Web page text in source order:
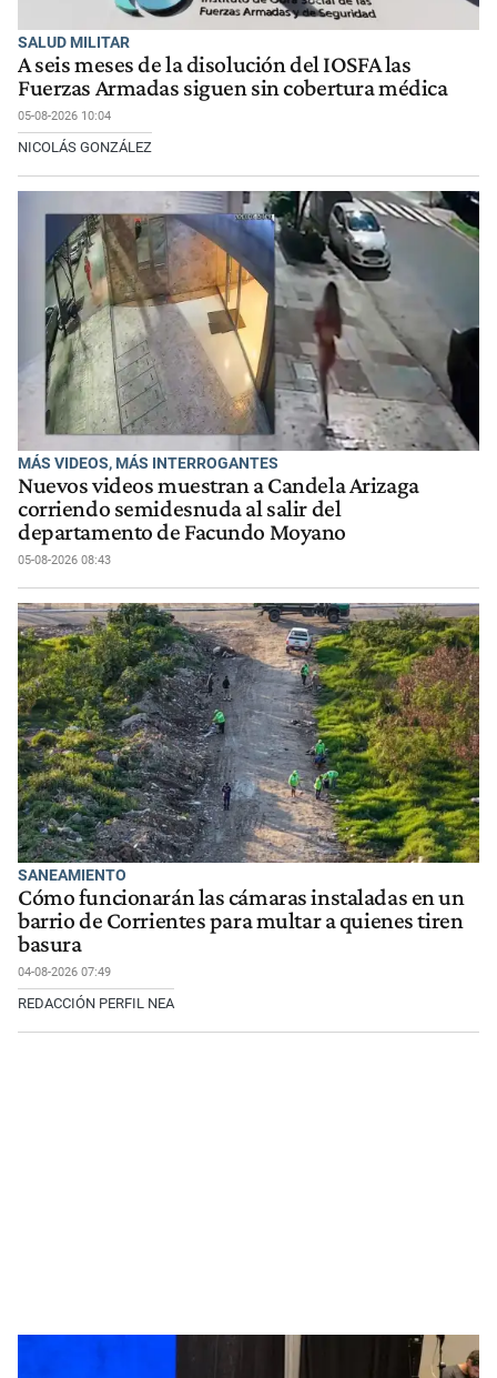
SALUD MILITAR
A seis meses de la disolución del IOSFA las
Fuerzas Armadas siguen sin cobertura médica
05-08-2026 10:04
NICOLÁS GONZÁLEZ
MÁS VIDEOS, MÁS INTERROGANTES
Nuevos videos muestran a Candela Arizaga
corriendo semidesnuda al salir del
departamento de Facundo Moyano
05-08-2026 08:43
SANEAMIENTO
Cómo funcionarán las cámaras instaladas en un
barrio de Corrientes para multar a quienes tiren
basura
04-08-2026 07:49
REDACCIÓN PERFIL NEA